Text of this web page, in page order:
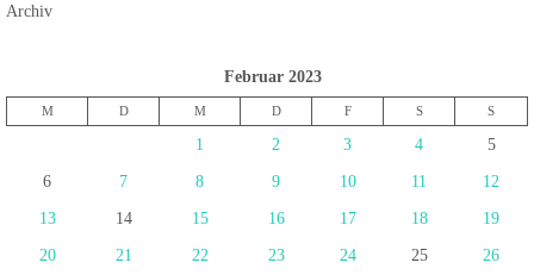
Archiv
Februar 2023
M D M D F S S
1 2 3 4 5
6 7 8 9 10 11 12
13 14 15 16 17 18 19
20 21 22 23 24 25 26